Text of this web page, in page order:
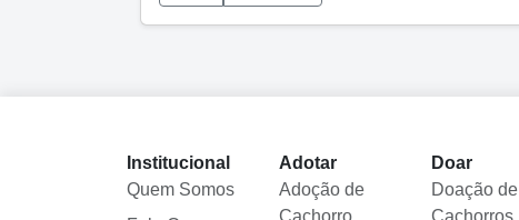
Institucional
Quem Somos
Adotar
Adoção de
Cachorro
Doar
Doação de
Cachorros